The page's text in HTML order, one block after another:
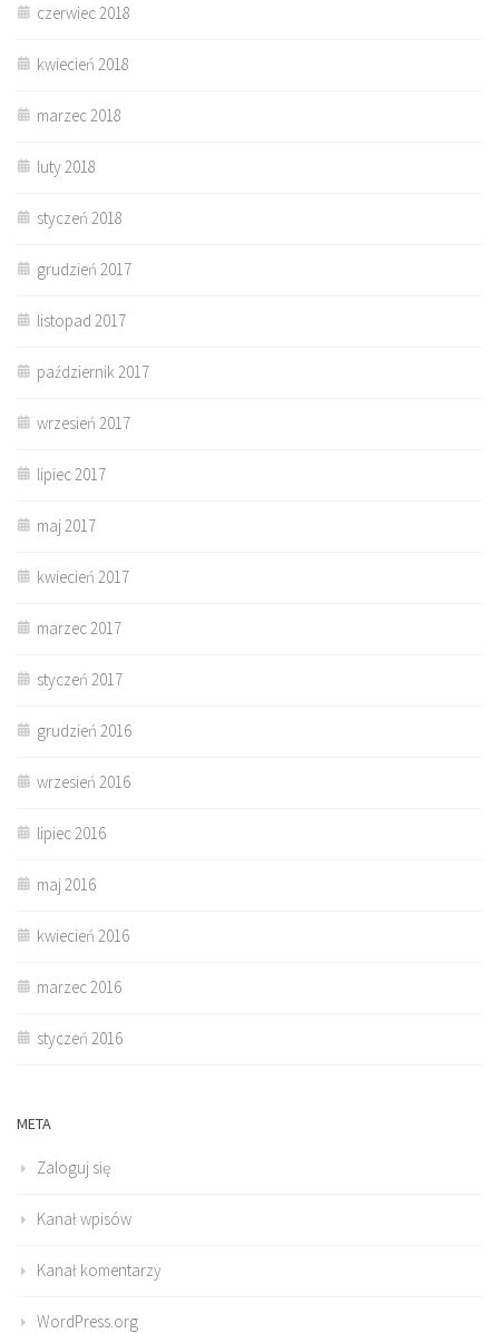
czerwiec 2018
kwiecień 2018
marzec 2018
luty 2018
styczeń 2018
grudzień 2017
listopad 2017
październik 2017
wrzesień 2017
lipiec 2017
maj 2017
kwiecień 2017
marzec 2017
styczeń 2017
grudzień 2016
wrzesień 2016
lipiec 2016
maj 2016
kwiecień 2016
marzec 2016
styczeń 2016
META
Zaloguj się
Kanał wpisów
Kanał komentarzy
WordPress.org